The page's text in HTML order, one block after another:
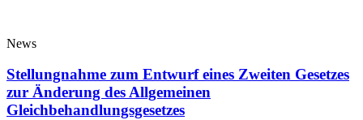
News
Stellungnahme zum Entwurf eines Zweiten Gesetzes
zur Änderung des Allgemeinen
Gleichbehandlungsgesetzes